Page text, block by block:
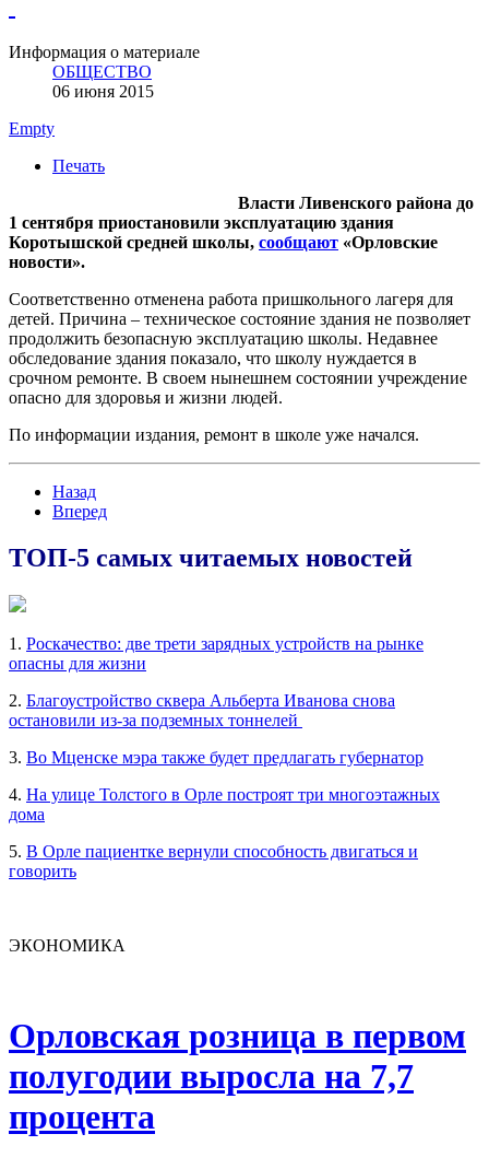
Информация о материале
ОБЩЕСТВО
06 июня 2015
Empty
Печать
Власти Ливенского района до
1 сентября приостановили эксплуатацию здания
Коротышской средней школы, сообщают «Орловские
новости».
Соответственно отменена работа пришкольного лагеря для
детей. Причина – техническое состояние здания не позволяет
продолжить безопасную эксплуатацию школы. Недавнее
обследование здания показало, что школу нуждается в
срочном ремонте. В своем нынешнем состоянии учреждение
опасно для здоровья и жизни людей.
По информации издания, ремонт в школе уже начался.
Назад
Вперед
ТОП-5 самых читаемых новостей
1. Роскачество: две трети зарядных устройств на рынке
опасны для жизни
2. Благоустройство сквера Альберта Иванова снова
остановили из-за подземных тоннелей
3. Во Мценске мэра также будет предлагать губернатор
4. На улице Толстого в Орле построят три многоэтажных
дома
5. В Орле пациентке вернули способность двигаться и
говорить
ЭКОНОМИКА
Орловская розница в первом
полугодии выросла на 7,7
процента